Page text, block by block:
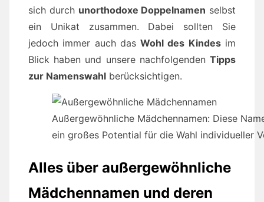
sich durch unorthodoxe Doppelnamen selbst
ein Unikat zusammen. Dabei sollten Sie
jedoch immer auch dasWohl des Kindesim
Blick haben und unsere nachfolgenden Tipps
zur Namenswahl berücksichtigen.
Außergewöhnliche Mädchennamen: Diese
ein großes Potential für die Wahl individueller
Alles über außergewöhnliche
Mädchennamen und deren